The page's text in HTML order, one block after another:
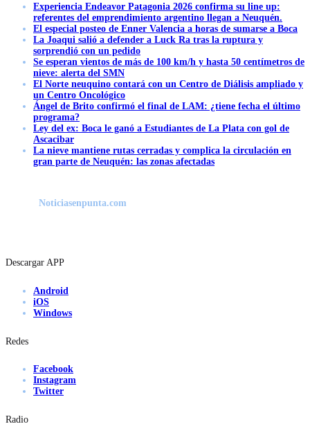
Experiencia Endeavor Patagonia 2026 confirma su line up:
referentes del emprendimiento argentino llegan a Neuquén.
El especial posteo de Enner Valencia a horas de sumarse a Boca
La Joaqui salió a defender a Luck Ra tras la ruptura y
sorprendió con un pedido
Se esperan vientos de más de 100 km/h y hasta 50 centímetros de
nieve: alerta del SMN
El Norte neuquino contará con un Centro de Diálisis ampliado y
un Centro Oncológico
Ángel de Brito confirmó el final de LAM: ¿tiene fecha el último
programa?
Ley del ex: Boca le ganó a Estudiantes de La Plata con gol de
Ascacibar
La nieve mantiene rutas cerradas y complica la circulación en
gran parte de Neuquén: las zonas afectadas
Noticiasenpunta.com
Descargar APP
Android
iOS
Windows
Redes
Facebook
Instagram
Twitter
Radio